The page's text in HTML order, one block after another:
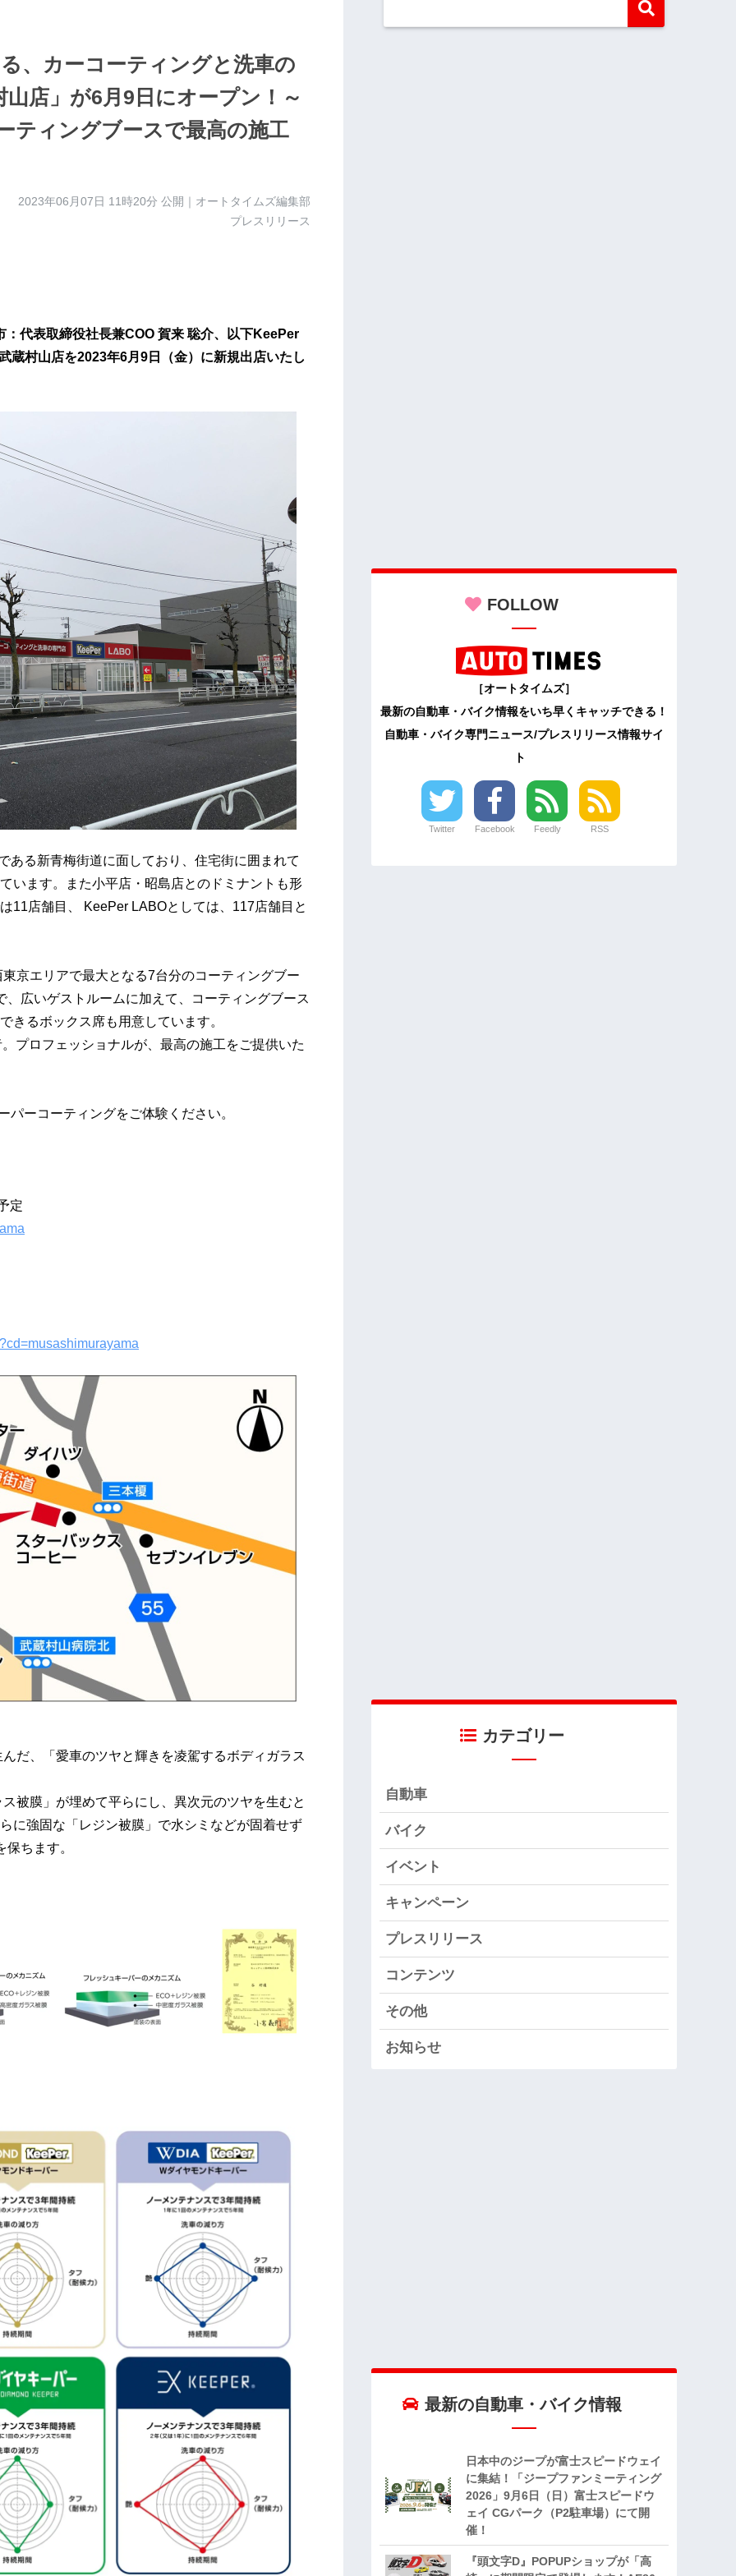
、カーコーティングと洗車の
店」が6月9日にオープン！～
ティングブースで最高の施工
2023年06月07日 11時20分 公開｜オートタイムズ編集部
プレスリリース
代表取締役社長兼COO 賀来 聡介、以下KeePer
村山店を2023年6月9日（金）に新規出店いたし
る新青梅街道に面しており、住宅街に囲まれて
います。また小平店・昭島店とのドミナントも形
11店舗目、 KeePer LABOとしては、117店舗目と
エリアで最大となる7台分のコーティングブー
広いゲストルームに加えて、コーティングブース
きるボックス席も用意しています。
プロフェッショナルが、最高の施工をご提供いた
ーコーティングをご体験ください。
定
だ、「愛車のツヤと輝きを凌駕するボディガラス
被膜」が埋めて平らにし、異次元のツヤを生むと
に強固な「レジン被膜」で水シミなどが固着せず
ちます。
FOLLOW
［オートタイムズ］
最新の自動車・バイク情報をいち早くキャッチできる！
自動車・バイク専門ニュース/プレスリリース情報サイ
ト
Twitter Facebook Feedly RSS
カテゴリー
自動車
バイク
イベント
キャンペーン
プレスリリース
コンテンツ
その他
お知らせ
最新の自動車・バイク情報
日本中のジープが富士スピードウェイ
に集結！「ジープファンミーティング
2026」9月6日（日）富士スピードウ
ェイ CGパーク（P2駐車場）にて開
催！
『頭文字D』POPUPショップが「高